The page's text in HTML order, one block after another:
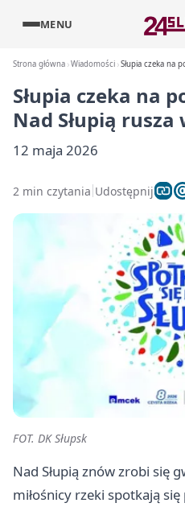
MENU
Strona główna Wiadomości Słupia czeka na
Słupia czeka na
Nad Słupią rusza
12 maja 2026
2 min czytania Udostępnij
FOT. DK Słupsk
Nad Słupią znów zrobi się
miłośnicy rzeki spotkają